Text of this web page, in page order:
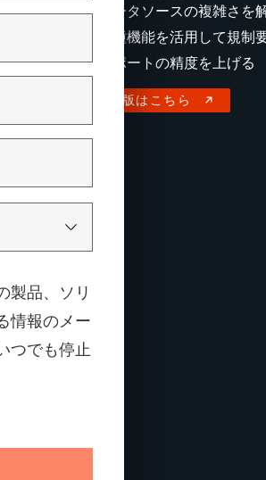
製品、ソリ
情報のメー
つでも停止
データソースの複雑さを
各種機能を活用して規制
レポートの精度を上げる
体験版はこちら